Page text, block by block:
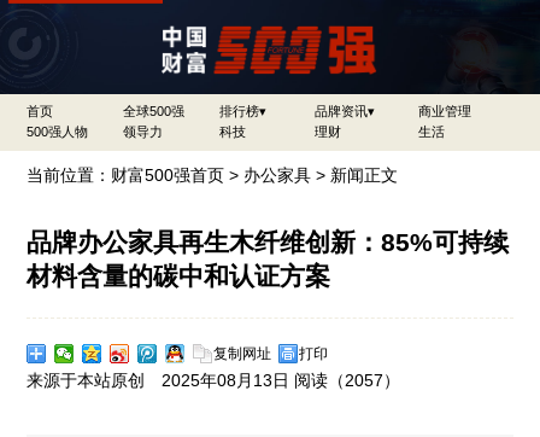
首页 全球500强 排行榜▾ 品牌资讯▾
商业管理
500强人物
领导力 科技 理财 生活
当前位置： 财富500强首页 > 办公家具 > 新闻正文
品牌办公家具再生木纤维创新：85%可持续
材料含量的碳中和认证方案
复制网址 打印
来源于本站原创 2025年08月13日 阅读（2057）